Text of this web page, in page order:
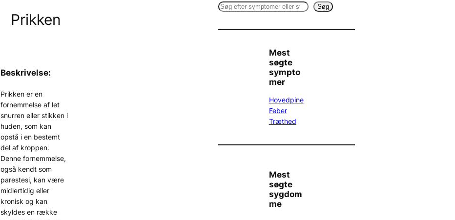
Prikken
Beskrivelse:
Prikken er en
fornemmelse af let
snurren eller stikken i
huden, som kan
opstå i en bestemt
del af kroppen.
Denne fornemmelse,
også kendt som
parestesi, kan være
midlertidig eller
kronisk og kan
skyldes en række
S
a
Søg
Mest
søgte
sympto
mer
Hovedpine
Feber
Træthed
Mest
søgte
sygdom
me